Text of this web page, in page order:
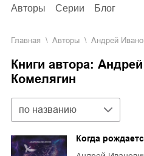
Авторы
Серии Блог
Главная Aвторы Андрей
Книги автора:
Комелягин
Сортировка
по названию
Когда